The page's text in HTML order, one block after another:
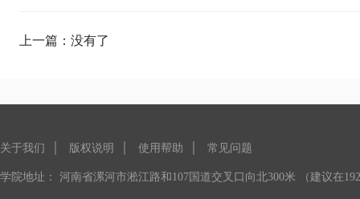
上一篇：没有了
关于我们 版权说明 使用帮助 常见问题
学院地址： 河南省漯河市淞江路和107国道交叉口向北300米 （建议在